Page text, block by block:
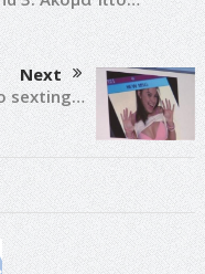
Next
sexting…